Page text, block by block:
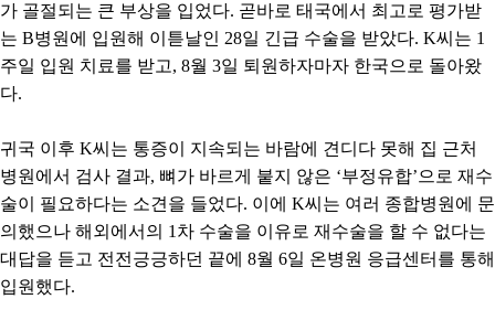
가 골절되는 큰 부상을 입었다. 곧바로 태국에서 최고로 평가받
는 B병원에 입원해 이튿날인 28일 긴급 수술을 받았다. K씨는 1
주일 입원 치료를 받고, 8월 3일 퇴원하자마자 한국으로 돌아왔
다.
귀국 이후 K씨는 통증이 지속되는 바람에 견디다 못해 집 근처
병원에서 검사 결과, 뼈가 바르게 붙지 않은 ‘부정유합’으로 재수
술이 필요하다는 소견을 들었다. 이에 K씨는 여러 종합병원에 문
의했으나 해외에서의 1 차 수술을 이유로 재수술을 할 수 없다는
대답을 듣고 전전긍긍하던 끝에 8월 6일 온병원 응급센터를 통해
입원했다.